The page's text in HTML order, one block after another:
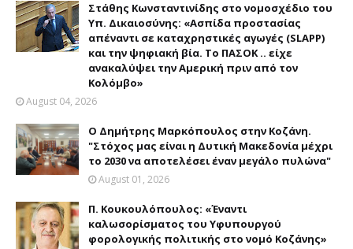
Στάθης Κωνσταντινίδης στο νομοσχέδιο του
Υπ. Δικαιοσύνης: «Ασπίδα προστασίας
απέναντι σε καταχρηστικές αγωγές (SLAPP)
και την ψηφιακή βία. Το ΠΑΣΟΚ .. είχε
ανακαλύψει την Αμερική πριν από τον
Κολόμβο»
August 04, 2026
Ο Δημήτρης Μαρκόπουλος στην Κοζάνη.
"Στόχος μας είναι η Δυτική Μακεδονία μέχρι
το 2030 να αποτελέσει έναν μεγάλο πυλώνα"
August 01, 2026
Π. Κουκουλόπουλος: «Έναντι
καλωσορίσματος του Υφυπουργού
φορολογικής πολιτικής στο νομό Κοζάνης»